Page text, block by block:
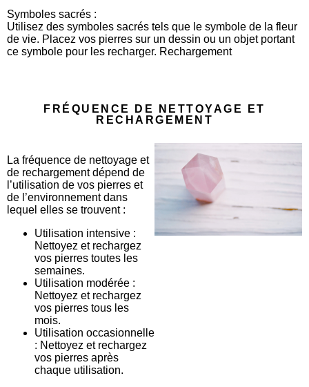
Symboles sacrés :
Utilisez des symboles sacrés tels que le symbole de la fleur
de vie. Placez vos pierres sur un dessin ou un objet portant
ce symbole pour les recharger. Rechargement
FRÉQUENCE DE NETTOYAGE ET
RECHARGEMENT
La fréquence de nettoyage et
de rechargement dépend de
l’utilisation de vos pierres et
de l’environnement dans
lequel elles se trouvent :
Utilisation intensive :
Nettoyez et rechargez
vos pierres toutes les
semaines.
Utilisation modérée :
Nettoyez et rechargez
vos pierres tous les
mois.
Utilisation occasionnelle
: Nettoyez et rechargez
vos pierres après
chaque utilisation.